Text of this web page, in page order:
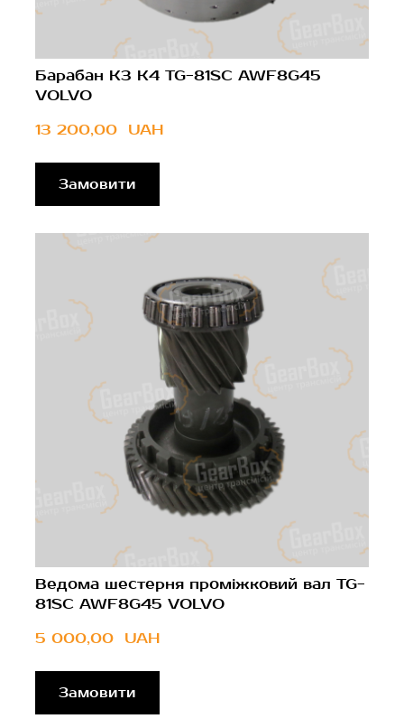
Барабан К3 К4 TG-81SC AWF8G45
VOLVO
13 200,00  UAH
Замовити
Ведома шестерня проміжковий вал TG-
81SC AWF8G45 VOLVO
5 000,00  UAH
Замовити